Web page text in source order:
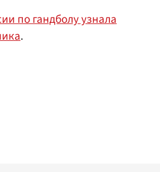
по гандболу узнала
.